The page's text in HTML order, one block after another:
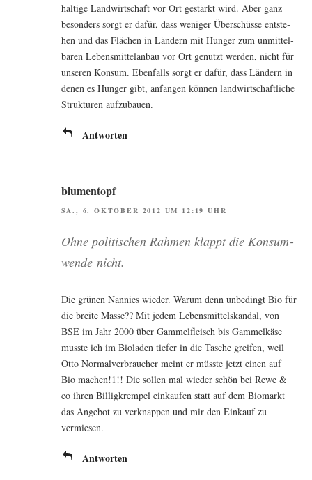
hal­ti­ge Land­wirt­schaft vor Ort gestärkt wird. Aber ganz
beson­ders sorgt er dafür, dass weni­ger Über­schüs­se ent­ste­
hen und das Flä­chen in Län­dern mit Hun­ger zum unmit­tel­
ba­ren Lebens­mit­tel­an­bau vor Ort genutzt wer­den, nicht für
unse­ren Kon­sum. Eben­falls sorgt er dafür, dass Län­dern in
denen es Hun­ger gibt, anfan­gen kön­nen land­wirt­schaft­li­che
Struk­tu­ren aufzubauen.
Antworten
blumentopf
SA., 6. OKTOBER 2012 UM 12:19 UHR
Ohne poli­ti­schen Rah­men klappt die Kon­sum­
wen­de nicht.
Die grü­nen Nan­nies wie­der. War­um denn unbe­dingt Bio für
die brei­te Mas­se?? Mit jedem Lebens­mit­tel­skan­dal, von
BSE im Jahr 2000 über Gam­mel­fleisch bis Gam­mel­kä­se
muss­te ich im Bio­la­den tie­fer in die Tasche grei­fen, weil
Otto Nor­mal­ver­brau­cher meint er müss­te jetzt einen auf
Bio machen!1!! Die sol­len mal wie­der schön bei Rewe &
co ihren Bil­lig­krem­pel ein­kau­fen statt auf dem Bio­markt
das Ange­bot zu ver­knap­pen und mir den Ein­kauf zu
vermiesen.
Antworten